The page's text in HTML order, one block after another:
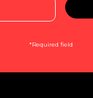
*Required field